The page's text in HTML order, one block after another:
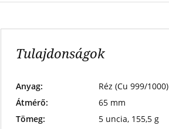
Tulajdonságok
Anyag:
Réz (Cu 999/1000)
Átmérő:
65 mm
Tömeg:
5 uncia, 155,5 g